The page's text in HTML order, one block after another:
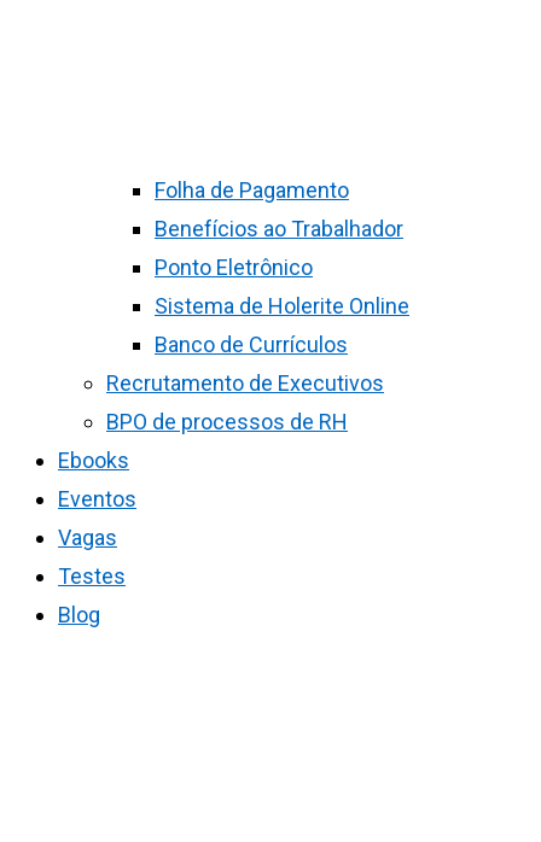
Folha de Pagamento
Benefícios ao Trabalhador
Ponto Eletrônico
Sistema de Holerite Online
Banco de Currículos
Recrutamento de Executivos
BPO de processos de RH
Ebooks
Eventos
Vagas
Testes
Blog